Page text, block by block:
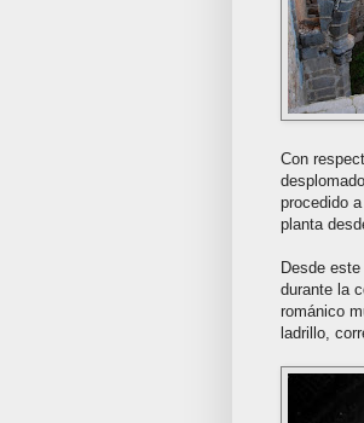
Con
procedido
planta
Desde
durante la
románico
ladrillo,